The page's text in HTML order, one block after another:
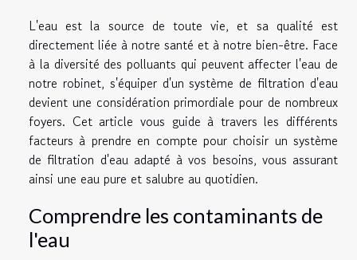
L'eau est la source de toute vie, et sa qualité est
directement liée à notre santé et à notre bien-être. Face
à la diversité des polluants qui peuvent affecter l'eau de
notre robinet, s'équiper d'un système de filtration d'eau
devient une considération primordiale pour de nombreux
foyers. Cet article vous guide à travers les différents
facteurs à prendre en compte pour choisir un système
de filtration d'eau adapté à vos besoins, vous assurant
ainsi une eau pure et salubre au quotidien.
Comprendre les contaminants de
l'eau